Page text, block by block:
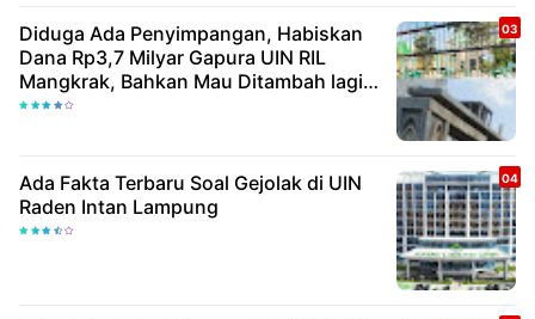
Diduga Ada Penyimpangan, Habiskan
Dana Rp3,7 Milyar Gapura UIN RIL
Mangkrak, Bahkan Mau Ditambah lagi 7
Milyar
Ada Fakta Terbaru Soal Gejolak di UIN
Raden Intan Lampung